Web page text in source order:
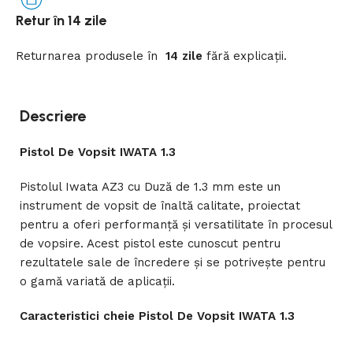
Retur în 14 zile
Returnarea produseleîn 14 zile fără explicații.
Descriere
Pistol De Vopsit IWATA 1.3
Pistolul Iwata AZ3 cu Duză de 1.3 mm este un
instrument de vopsit de înaltă calitate, proiectat
pentru a oferi performanță și versatilitate în procesul
de vopsire. Acest pistol este cunoscut pentru
rezultatele sale de încredere și se potrivește pentru
o gamă variată de aplicații.
Caracteristici cheie Pistol De Vopsit IWATA 1.3